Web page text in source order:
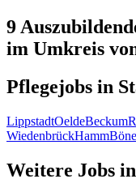
9
im Umkreis
Pflegejobs in
LippstadtOeldeBeckum
WiedenbrückHamm
Weitere Jobs in